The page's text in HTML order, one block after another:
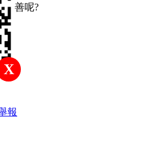
改善呢?
報
X